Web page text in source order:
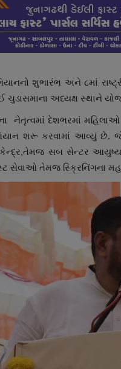
શુભારંભ અને ૮માં
ચુડાસમાના અધ્યક્ષ સ્થાને
નેતૃત્વમાં દેશભરમાં
શરૂ કરવામાં આવ્યું છે.
કેન્દ્ર,તેમજ સબ સેન્ટર
સેવાઓ તેમજ સ્ક્રિનિંગના